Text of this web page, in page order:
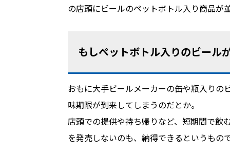
の店頭にビールのペットボトル入り商品が
もしペットボトル入りのビール
おもに大手ビールメーカーの缶や瓶入りの
味期限が到来してしまうのだとか。
店頭での提供や持ち帰りなど、短期間で飲
を発売しないのも、納得できるというもので